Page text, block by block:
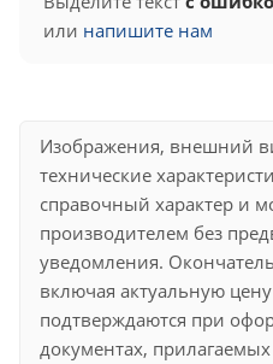
или напишите нам
Изображения, внешний
технические
справочный характер и
производителем без
уведомления.
включая актуальную
подтверждаются при
документах,